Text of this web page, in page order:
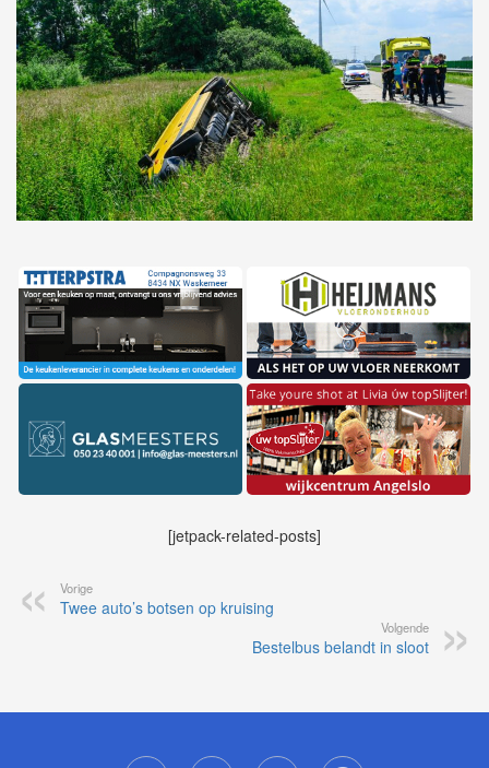
[jetpack-related-posts]
Vorige
Twee auto’s botsen op kruising
Volgende
Bestelbus belandt in sloot